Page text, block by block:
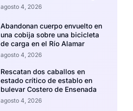
agosto 4, 2026
Abandonan cuerpo envuelto en
una cobija sobre una bicicleta
de carga en el Río Alamar
agosto 4, 2026
Rescatan dos caballos en
estado crítico de establo en
bulevar Costero de Ensenada
agosto 4, 2026